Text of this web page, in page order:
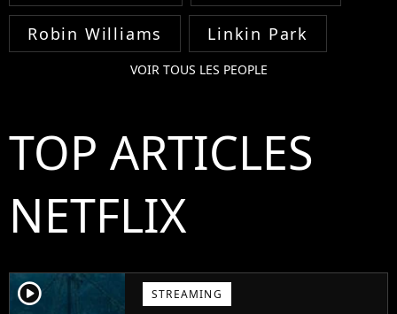
Robin Williams Linkin Park
VOIR TOUS LES PEOPLE
TOP ARTICLES
NETFLIX
player2 STREAMING